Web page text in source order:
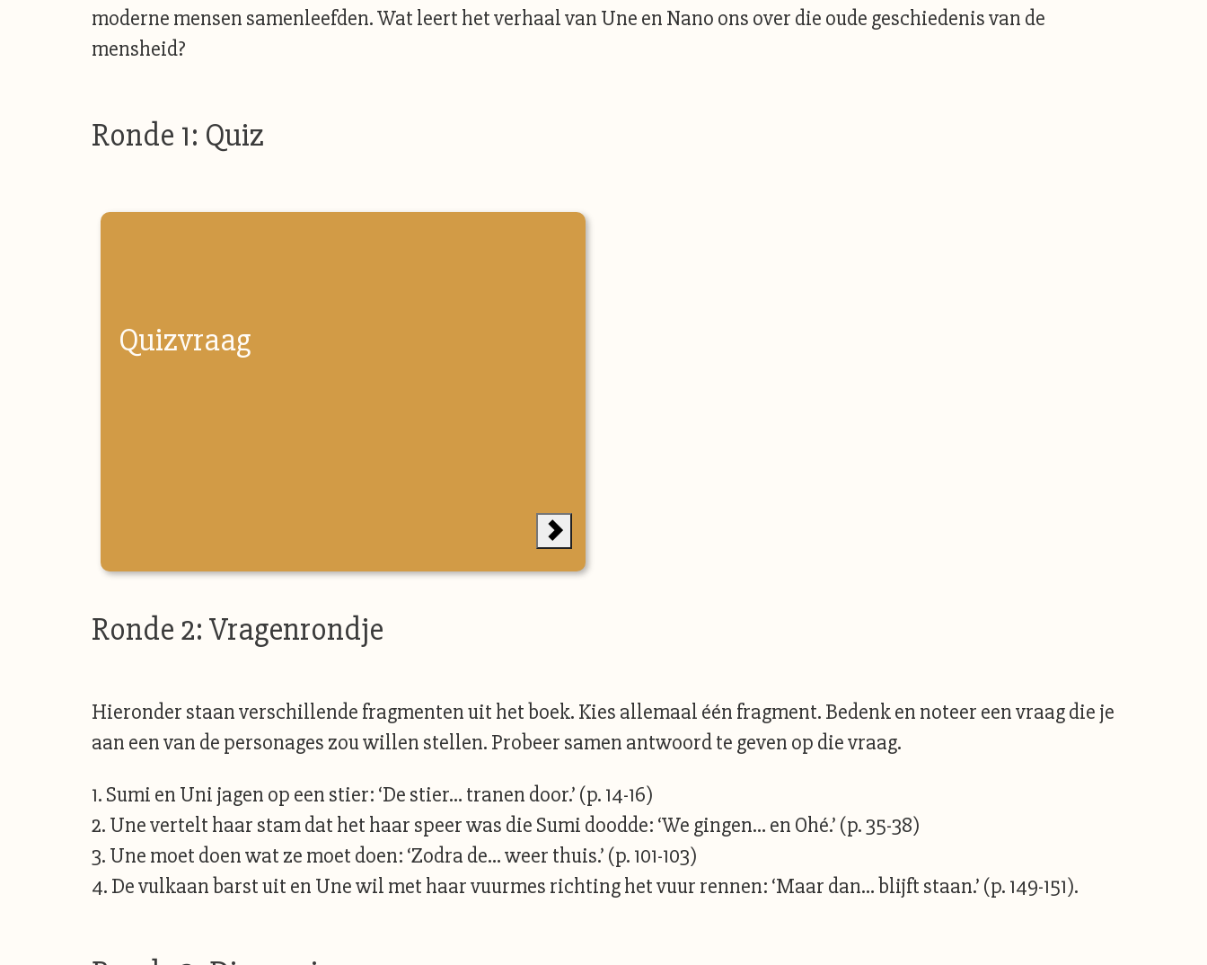
moderne mensen samenleefden. Wat leert het verhaal van Une en Nano ons over die oude geschiedenis van de
mensheid?
Ronde 1: Quiz
Quizvraag
Ronde 2: Vragenrondje
Hieronder staan verschillende fragmenten uit het boek. Kies allemaal één fragment. Bedenk en noteer een vraag die je
aan een van de personages zou willen stellen. Probeer samen antwoord te geven op die vraag.
1. Sumi en Uni jagen op een stier: ‘De stier… tranen door.’ (p. 14-16)
2. Une vertelt haar stam dat het haar speer was die Sumi doodde: ‘We gingen… en Ohé.’ (p. 35-38)
3. Une moet doen wat ze moet doen: ‘Zodra de… weer thuis.’ (p. 101-103)
4. De vulkaan barst uit en Une wil met haar vuurmes richting het vuur rennen: ‘Maar dan… blijft staan.’ (p. 149-151).